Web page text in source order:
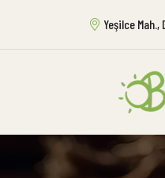
Yeşilce Mah.,